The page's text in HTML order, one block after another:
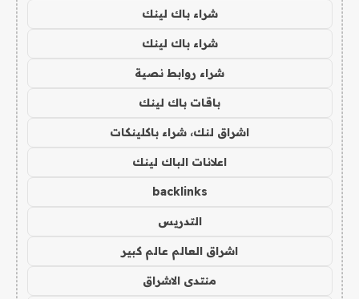
شراء باك لينك
شراء باك لينك
شراء روابط نصية
باقات باك لينك
اشراق لنك، شراء باكلينكات
اعلانات الباك لينك
backlinks
التدريس
اشراق العالم عالم كبير
منتدى الاشراق